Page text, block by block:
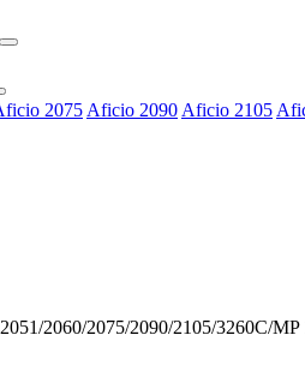
2075 Aficio 2090 Aficio 2105
2060/2075/2090/2105/3260C/